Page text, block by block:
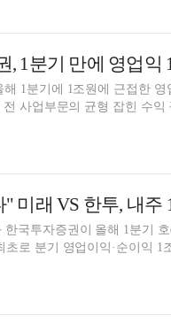
1분기에 1조원에 근접한 영
사업부문의 균형 잡힌 수익
한국투자증권이 올해 1분기
로 분기 영업이익·순이익 1